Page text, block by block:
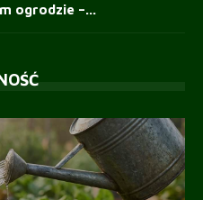
ogrodzie –...